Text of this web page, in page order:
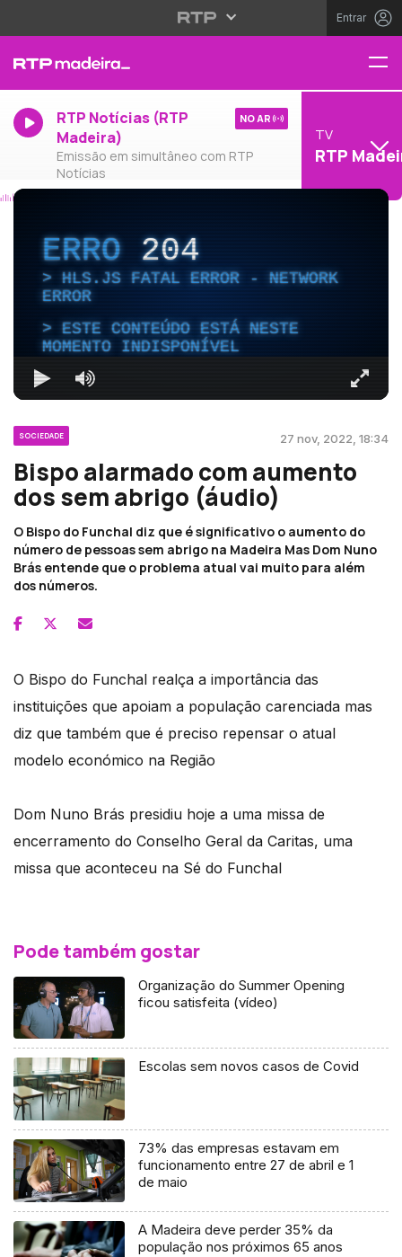
Entrar
RTP Notícias (RTP
Madeira)
Emissão em simultâneo com RTP
Notícias
NO AR
TV
RTP
ERRO204
HLS.JS FATAL ERROR - NETWORK
ERROR
ESTE CONTEÚDO ESTÁ NESTE
MOMENTO INDISPONÍVEL
SOCIEDADE 27 nov, 2022, 18:34
Bispo alarmado com aumento
dos sem abrigo (áudio)
O Bispo do Funchal diz que é significativo o aumento do
número de pessoas sem abrigo na Madeira Mas Dom Nuno
Brás entende que o problema atual vai muito para além
dos números.
O Bispo do Funchal realça a importância das
instituições que apoiam a população carenciada mas
diz que também que é preciso repensar o atual
modelo económico na Região
Dom Nuno Brás presidiu hoje a uma missa de
encerramento do Conselho Geral da Caritas, uma
missa que aconteceu na Sé do Funchal
Pode também gostar
Organização do Summer Opening
ficou satisfeita (vídeo)
Escolas sem novos casos de Covid
73% das empresas estavam em
funcionamento entre 27 de abril e 1
de maio
A Madeira deve perder 35% da
população nos próximos 65 anos